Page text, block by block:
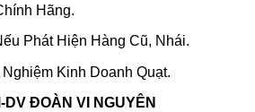
Hãng.
Phát Hiện Hàng Cũ, Nhái.
Nghiệm Kinh Doanh Quạt.
DV ĐOÀN VI NGUYÊN